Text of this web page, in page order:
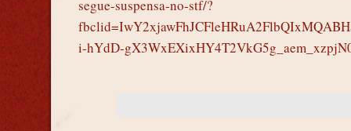
segue-suspensa-no-stf/?
i-hYdD-